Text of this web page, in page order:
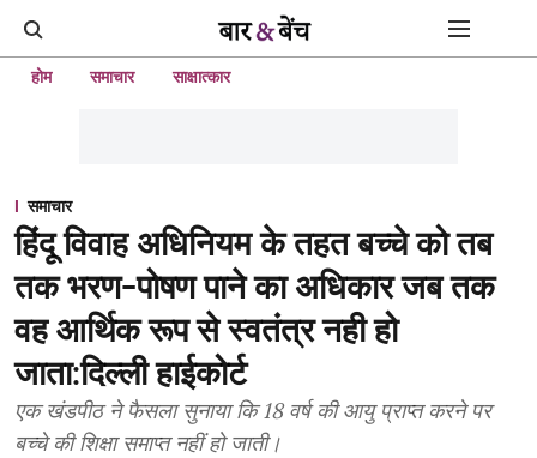
होम समाचार साक्षात्कार
समाचार
हिंदू विवाह अधिनियम के तहत बच्चे को तब
तक भरण-पोषण पाने का अधिकार जब तक
वह आर्थिक रूप से स्वतंत्र नही हो
जाता:दिल्ली हाईकोर्ट
एक खंडपीठ ने फैसला सुनाया कि 18 वर्ष की आयु प्राप्त करने पर
बच्चे की शिक्षा समाप्त नहीं हो जाती।